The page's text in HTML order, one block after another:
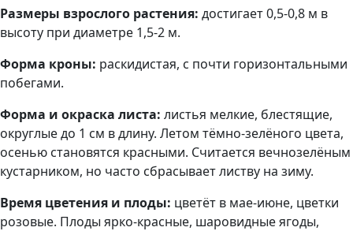
Размеры взрослого растения: достигает 0,5-0,8 м в
высоту при диаметре 1,5-2 м.
Форма кроны: раскидистая, с почти горизонтальными
побегами.
Форма и окраска листа: листья мелкие, блестящие,
округлые до 1 см в длину. Летом тёмно-зелёного цвета,
осенью становятся красными. Считается вечнозелёным
кустарником, но часто сбрасывает листву на зиму.
Время цветения и плоды: цветёт в мае-июне, цветки
розовые. Плоды ярко-красные, шаровидные ягоды,